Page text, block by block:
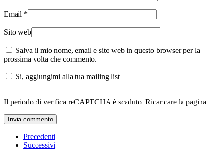
Email *
Sito web
Salva il mio nome, email e sito web in questo browser per la
prossima volta che commento.
Si, aggiungimi alla tua mailing list
Il periodo di verifica reCAPTCHA è scaduto. Ricaricare la pagina.
Invia commento
Precedenti
Successivi